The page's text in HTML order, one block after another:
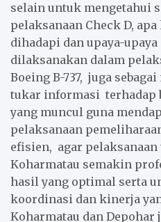
selain untuk mengetahui
pelaksanaan Check D,
dihadapi dan upaya-
dilaksanakan dalam
Boeing B-737, juga
tukar informasi terhadap
yang muncul guna
pelaksanaan
efisien, agar pelaksanaan
Koharmatau semakin
hasil yang optimal serta
koordinasi dan kinerja
Koharmatau dan